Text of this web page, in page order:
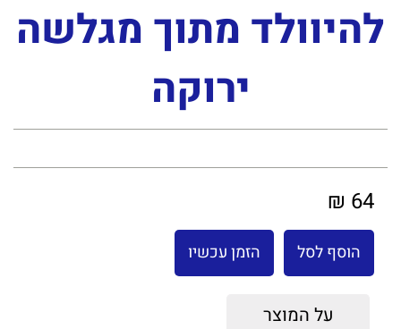
להיוולד מתוך מגלשה
ירוקה
64 ₪
הוסף לסל הזמן עכשיו
על המוצר